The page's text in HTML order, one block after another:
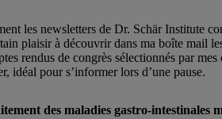
les newsletters de Dr. Schär Institute
plaisir à découvrir dans ma boîte mail
rendus de congrès sélectionnés par
idéal pour s’informer lors d’une pause.
des maladies gastro-intestinales